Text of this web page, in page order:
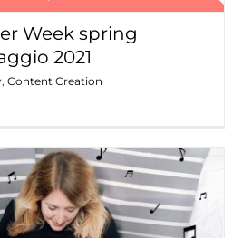
Week spring
2021
, Content Creation